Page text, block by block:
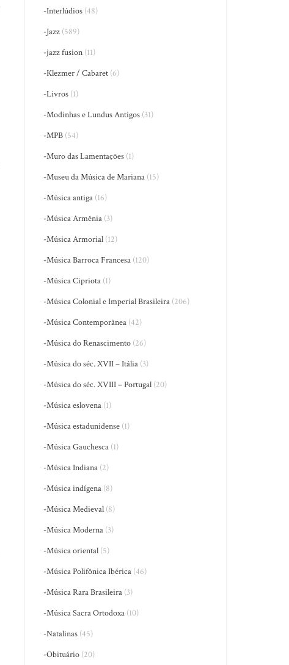
-Interlúdios (48)
-Jazz (589)
-jazz fusion (11)
-Klezmer / Cabaret (6)
-Livros (1)
-Modinhas e Lundus Antigos (31)
-MPB (54)
-Muro das Lamentações (1)
-Museu da Música de Mariana (15)
-Música antiga (16)
-Música Armênia (3)
-Música Armorial (12)
-Música Barroca Francesa (120)
-Música Cipriota (1)
-Música Colonial e Imperial Brasileira (206)
-Música Contemporânea (42)
-Música do Renascimento (26)
-Música do séc. XVII – Itália (3)
-Música do séc. XVIII – Portugal (20)
-Música eslovena (1)
-Música estadunidense (1)
-Música Gauchesca (1)
-Música Indiana (2)
-Música indígena (8)
-Música Medieval (8)
-Música Moderna (3)
-Música oriental (5)
-Música Polifônica Ibérica (46)
-Música Rara Brasileira (3)
-Música Sacra Ortodoxa (10)
-Natalinas (45)
-Obituário (20)